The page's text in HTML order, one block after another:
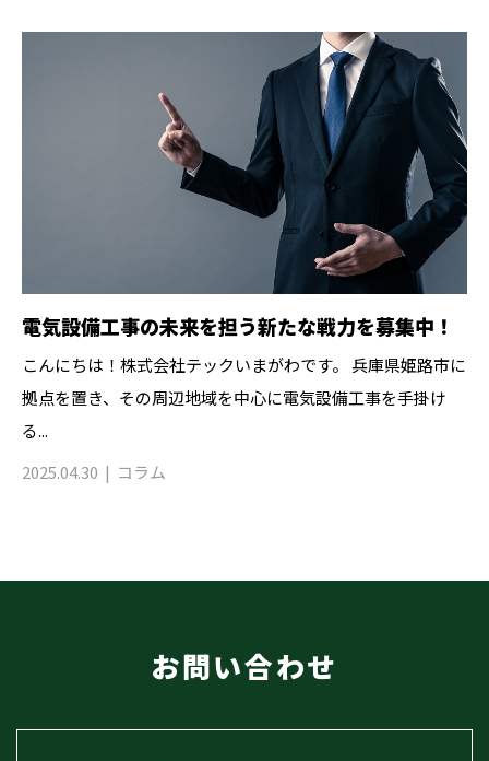
電気設備工事の未来を担う新たな戦力を募集中！
こんにちは！株式会社テックいまがわです。 兵庫県姫路市に
拠点を置き、その周辺地域を中心に電気設備工事を手掛け
る...
2025.04.30
コラム
お問い合わせ